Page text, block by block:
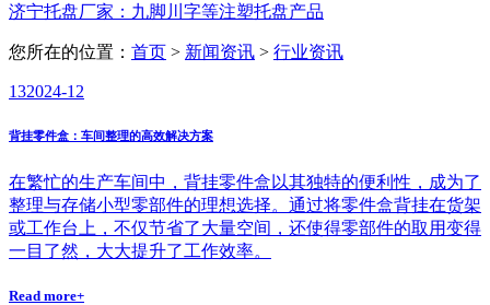
济宁托盘厂家：九脚川字等注塑托盘产品
您所在的位置： 首页 > 新闻资讯 > 行业资讯
132024-12
背挂零件盒：车间整理的高效解决方案
在繁忙的生产车间中，背挂零件盒以其独特的便利性，成为了
整理与存储小型零部件的理想选择。通过将零件盒背挂在货架
或工作台上，不仅节省了大量空间，还使得零部件的取用变得
一目了然，大大提升了工作效率。
Read more+